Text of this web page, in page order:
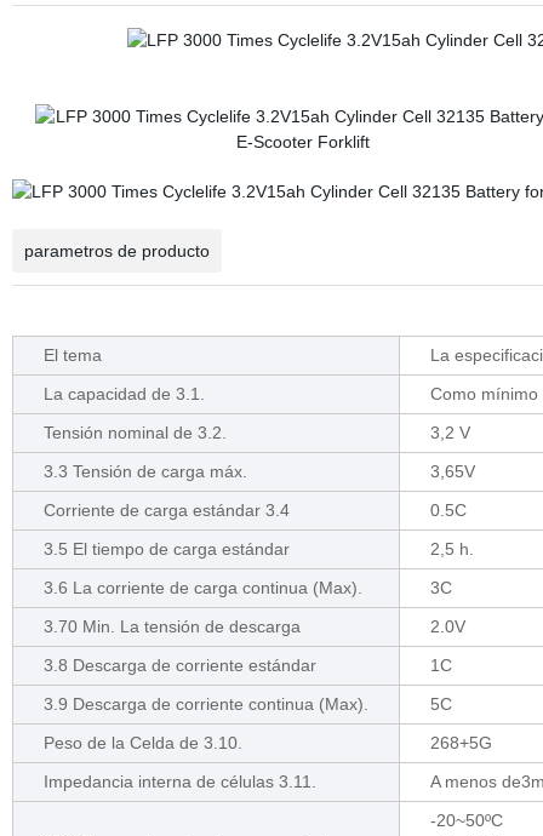
parametros de producto
El tema
La
La capacidad de 3.1.
Como mínimo
Tensión nominal de 3.2.
3,2 V
3.3 Tensión de carga máx.
3,65V
Corriente de carga estándar 3.4
0.5C
3.5 El tiempo de carga estándar
2,5 h.
3.6 La corriente de carga continua (Max).
3C
3.70 Min. La tensión de descarga
2.0V
3.8 Descarga de corriente estándar
1C
3.9 Descarga de corriente continua (Max).
5C
Peso de la Celda de 3.10.
268+5G
Impedancia interna de células 3.11.
A menos
-20~50ºC